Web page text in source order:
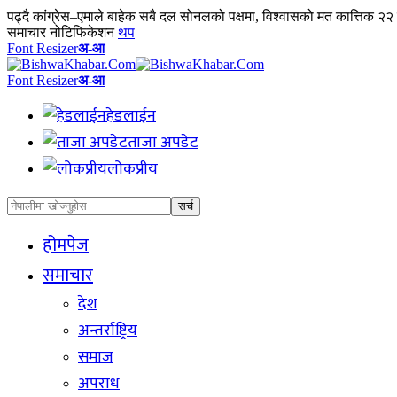
पढ्दै कांग्रेस–एमाले बाहेक सबै दल सोनलको पक्षमा, विश्वासको मत कात्तिक २२
समाचार नोटिफिकेशन थप
Font Resizerअ-आ
Font Resizerअ-आ
हेडलाईन
ताजा अपडेट
लोकप्रीय
होमपेज
समाचार
देश
अन्तर्राष्ट्रिय
समाज
अपराध